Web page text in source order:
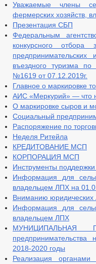
Уважаемые члены
фермерских хозяйств,
Презентация СБП
Федеральным
конкурсного
въездного туризма по
№1619 от 07.12.2019г.
Главное о маркировке
АИС «Меркурий» — что
О маркировке сыров и
Социальный
Распоряжение по
Неделя Ритейла
КРЕДИТОВАНИЕ МСП
КОРПОРАЦИЯ МСП
Инструменты
Информация для
владельцем ЛПХ на
Вниманию юридических
Информация для
владельцем ЛПХ
МУНИЦИПАЛЬНАЯ
предпринимательства
2018-2020 годы
Реализация